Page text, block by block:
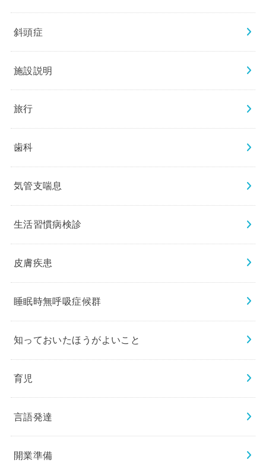
斜頭症
施設説明
旅行
歯科
気管支喘息
生活習慣病検診
皮膚疾患
睡眠時無呼吸症候群
知っておいたほうがよいこと
育児
言語発達
開業準備